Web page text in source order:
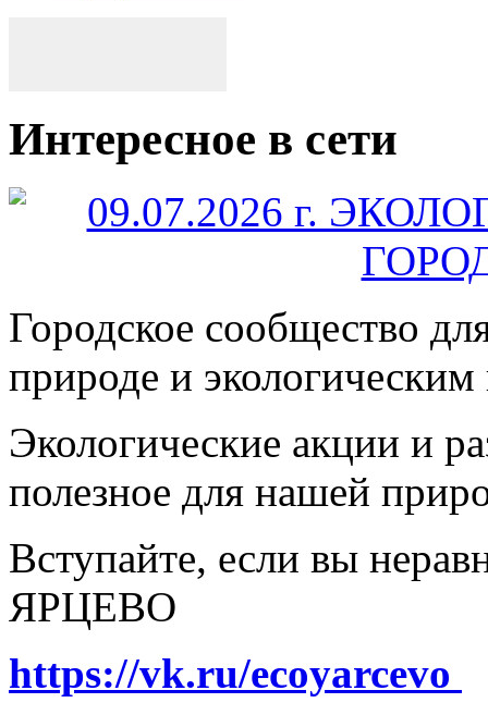
Интересное в сети
Городское сообщество
природе и
Экологические акции и
полезное для нашей
Вступайте, если вы
ЯРЦЕВО
https://vk.ru/ecoyarcevo